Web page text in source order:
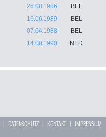
26.08.1986
BEL
16.06.1989
BEL
07.04.1988
BEL
14.08.1990 NED
| DATENSCHUTZ | KONTAKT| IMPRESSUM